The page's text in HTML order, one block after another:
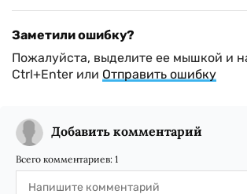
Заметили ошибку?
Пожалуйста, выделите ее мышкой и
Ctrl+Enter или Отправить ошибку
Добавить комментарий
Всего комментариев: 1